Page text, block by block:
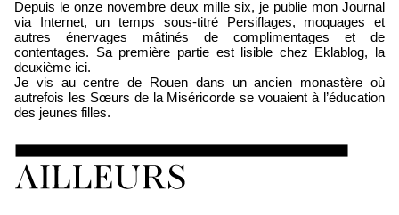
Depuis le onze novembre deux mille six, je publie mon Journal
via Internet, un temps sous-titré Persiflages, moquages et
autres énervages mâtinés de complimentages et de
contentages. Sa première partie est lisible chez Eklablog, la
deuxième ici.
Je vis au centre de Rouen dans un ancien monastère où
autrefois les Sœurs de la Miséricorde se vouaient à l’éducation
des jeunes filles.